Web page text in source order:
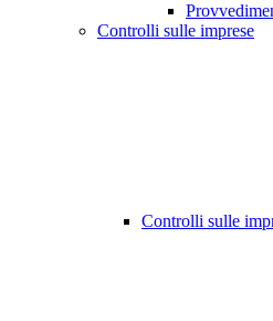
Controlli sulle imprese
Controlli sulle